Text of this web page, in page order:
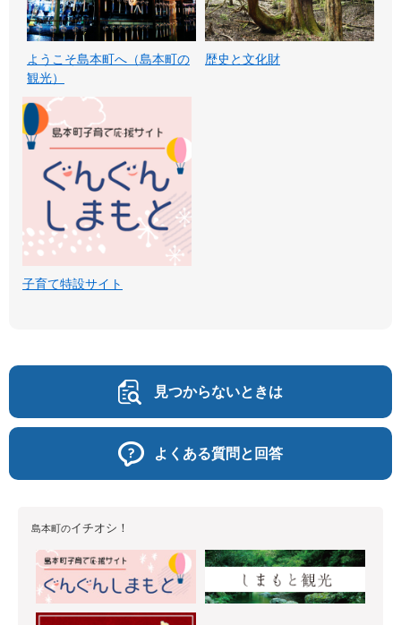
ようこそ島本町へ（島本町の
観光）
歴史と文化財
子育て特設サイト
見つからないときは
よくある質問と回答
島本町のイチオシ！